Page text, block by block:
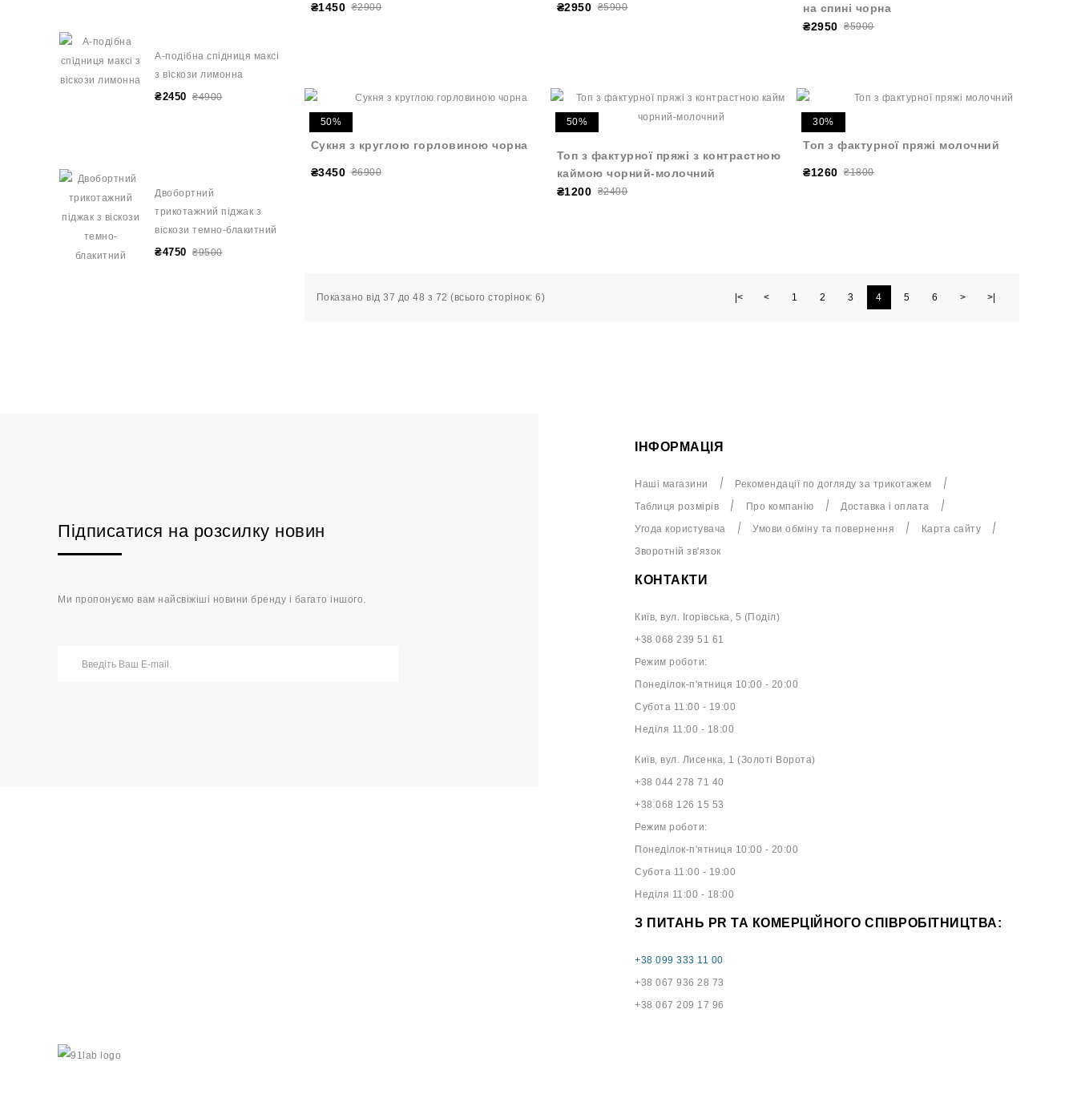
А-подібна спідниця максі
з віскози лимонна
₴2450 ₴4900
Двобортний
трикотажний піджак з
віскози темно-блакитний
₴4750 ₴9500
₴1450 ₴2900 ₴2950 ₴5900
на спині чорна
₴2950
₴5900
50%
Сукня з круглою горловиною чорна
₴3450 ₴6900
50%
Топ з фактурної пряжі з контрастною
каймою чорний-молочний
₴1200 ₴2400
30%
Топ з фактурної пряжі молочний
₴1260 ₴1800
Показано від 37 до 48 з 72 (всього сторінок: 6) |< < 1 2 3 4 5 6 > >|
Підписатися на розсилку новин
Ми пропонуємо вам найсвіжіші новини бренду і багато іншого.
ІНФОРМАЦІЯ
Наші магазини
Рекомендації по догляду за трикотажем
Таблиця розмірів
Про компанію
Доставка і оплата
Угода користувача
Умови обміну та повернення
Карта сайту
Зворотній зв'язок
КОНТАКТИ
Київ, вул. Ігорівська, 5 (Поділ)
+38 068 239 51 61
Режим роботи:
Понеділок-п'ятниця 10:00 - 20:00
Субота 11:00 - 19:00
Неділя 11:00 - 18:00
Київ, вул. Лисенка, 1 (Золоті Ворота)
+38 044 278 71 40
+38 068 126 15 53
Режим роботи:
Понеділок-п'ятниця 10:00 - 20:00
Субота 11:00 - 19:00
Неділя 11:00 - 18:00
З ПИТАНЬ PR ТА КОМЕРЦІЙНОГО СПІВРОБІТНИЦТВА:
+38 099 333 11 00
+38 067 936 28 73
+38 067 209 17 96